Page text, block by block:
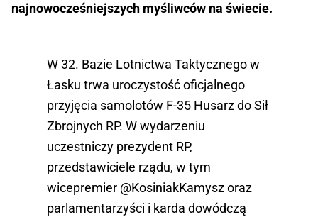
najnowocześniejszych myśliwców na świecie.
W 32. Bazie Lotnictwa Taktycznego w
Łasku trwa uroczystość oficjalnego
przyjęcia samolotów F-35 Husarz do Sił
Zbrojnych RP. W wydarzeniu
uczestniczy prezydent RP,
przedstawiciele rządu, w tym
wicepremier @KosiniakKamyszoraz
parlamentarzyści i karda dowódczą